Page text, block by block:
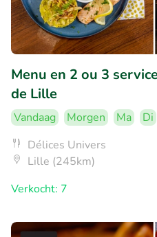
Menu en 2 ou 3
de Lille
Vandaag Morgen Ma Di
Délices Univers
Lille (245km)
Verkocht: 7